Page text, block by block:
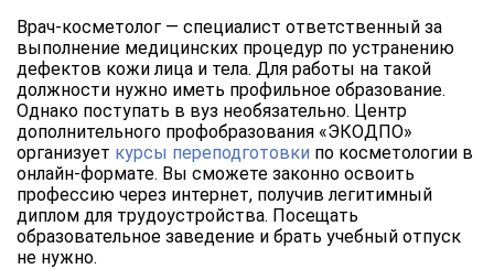
Врач-косметолог — специалист ответственный за
выполнение медицинских процедур по устранению
дефектов кожи лица и тела. Для работы на такой
должности нужно иметь профильное образование.
Однако поступать в вуз необязательно. Центр
дополнительного профобразования «ЭКОДПО»
организует курсы переподготовки по косметологии в
онлайн-формате. Вы сможете законно освоить
профессию через интернет, получив легитимный
диплом для трудоустройства. Посещать
образовательное заведение и брать учебный отпуск
не нужно.